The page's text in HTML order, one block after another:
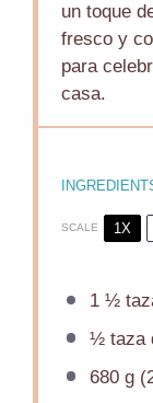
un toque
fresco y
para
casa.
SCALE 1X
1 ½
½taza
680 g(